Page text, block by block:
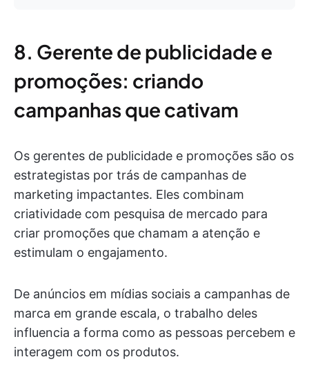
8. Gerente de publicidade e
promoções: criando
campanhas que cativam
Os gerentes de publicidade e promoções são os
estrategistas por trás de campanhas de
marketing impactantes. Eles combinam
criatividade com pesquisa de mercado para
criar promoções que chamam a atenção e
estimulam o engajamento.
De anúncios em mídias sociais a campanhas de
marca em grande escala, o trabalho deles
influencia a forma como as pessoas percebem e
interagem com os produtos.